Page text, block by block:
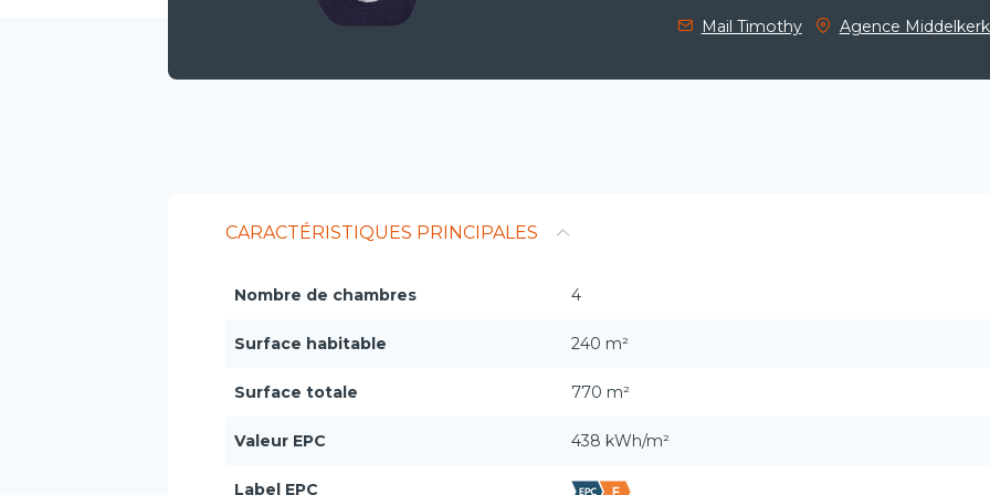
Mail Timothy
Agence
CARACTÉRISTIQUES PRINCIPALES
Nombre de chambres 4
Surface habitable 240 m²
Surface totale 770 m²
Valeur EPC 438 kWh/m²
Label EPC